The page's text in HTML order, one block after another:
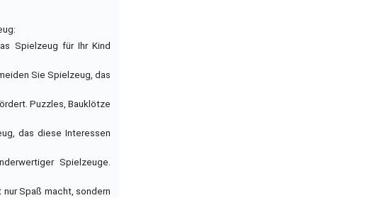
Spielzeug für Ihr Kind
Sie Spielzeug, das
Puzzles, Bauklötze
das diese Interessen
Spielzeuge.
Spaß macht, sondern